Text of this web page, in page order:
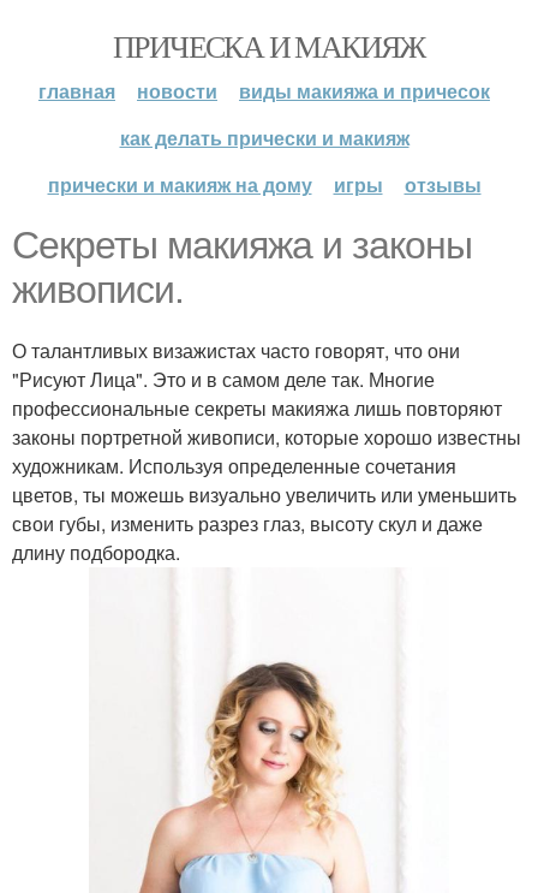
ПРИЧЕСКА И МАКИЯЖ
главная новости
виды макияжа и причесок
как делать прически и макияж
прически и макияж на дому
игры отзывы
Секреты макияжа и законы
живописи.
О талантливых визажистах часто говорят, что они
"Рисуют Лица". Это и в самом деле так. Многие
профессиональные секреты макияжа лишь повторяют
законы портретной живописи, которые хорошо известны
художникам. Используя определенные сочетания
цветов, ты можешь визуально увеличить или уменьшить
свои губы, изменить разрез глаз, высоту скул и даже
длину подбородка.